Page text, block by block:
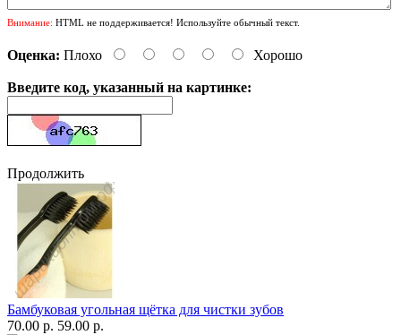
Внимание: HTML не поддерживается! Используйте обычный текст.
Оценка: Плохо Хорошо
Введите код, указанный на картинке:
Продолжить
Бамбуковая угольная щётка для чистки зубов
70.00 р. 59.00 р.